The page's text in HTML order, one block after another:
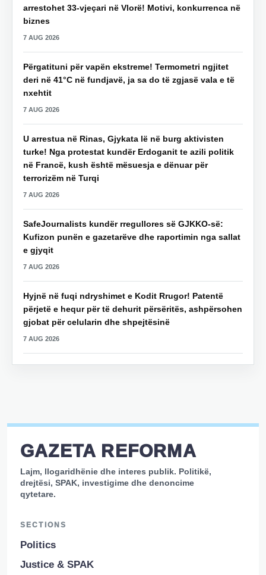
arrestohet 33-vjeçari në Vlorë! Motivi, konkurrenca në
biznes
7 AUG 2026
Përgatituni për vapën ekstreme! Termometri ngjitet
deri në 41°C në fundjavë, ja sa do të zgjasë vala e të
nxehtit
7 AUG 2026
U arrestua në Rinas, Gjykata lë në burg aktivisten
turke! Nga protestat kundër Erdoganit te azili politik
në Francë, kush është mësuesja e dënuar për
terrorizëm në Turqi
7 AUG 2026
SafeJournalists kundër rregullores së GJKKO-së:
Kufizon punën e gazetarëve dhe raportimin nga sallat
e gjyqit
7 AUG 2026
Hyjnë në fuqi ndryshimet e Kodit Rrugor! Patentë
përjetë e hequr për të dehurit përsëritës, ashpërsohen
gjobat për celularin dhe shpejtësinë
7 AUG 2026
GAZETA REFORMA
Lajm, llogaridhënie dhe interes publik. Politikë,
drejtësi, SPAK, investigime dhe denoncime
qytetare.
SECTIONS
Politics
Justice & SPAK